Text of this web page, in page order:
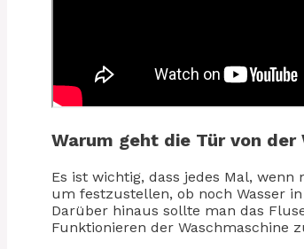
Warum geht die Tür von
Es ist wichtig, dass jedes Mal,
um festzustellen, ob noch Wasser
Darüber hinaus sollte man das
Funktionieren der Waschmaschine